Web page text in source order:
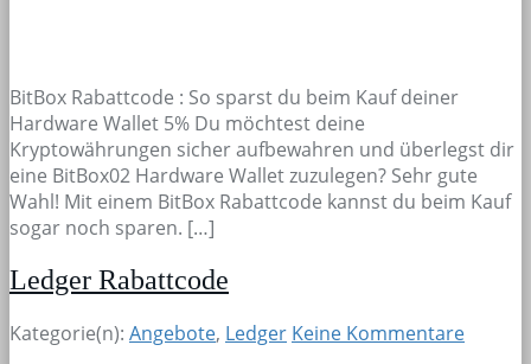
BitBox Rabattcode : So sparst du beim Kauf deiner
Hardware Wallet 5% Du möchtest deine
Kryptowährungen sicher aufbewahren und überlegst dir
eine BitBox02 Hardware Wallet zuzulegen? Sehr gute
Wahl! Mit einem BitBox Rabattcode kannst du beim Kauf
sogar noch sparen. […]
Ledger Rabattcode
Kategorie(n): Angebote, Ledger Keine Kommentare